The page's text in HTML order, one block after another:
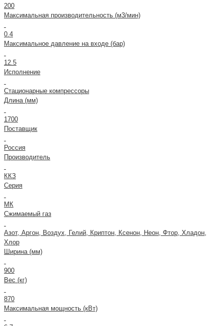
200
Максимальная производительность (м3/мин)
0.4
Максимальное давление на входе (бар)
12.5
Исполнение
Стационарные компрессоры
Длина (мм)
1700
Поставщик
Россия
Производитель
ККЗ
Серия
МК
Сжимаемый газ
Азот, Аргон, Воздух, Гелий, Криптон, Ксенон, Неон, Фтор, Хладон,
Хлор
Ширина (мм)
900
Вес (кг)
870
Максимальная мощность (кВт)